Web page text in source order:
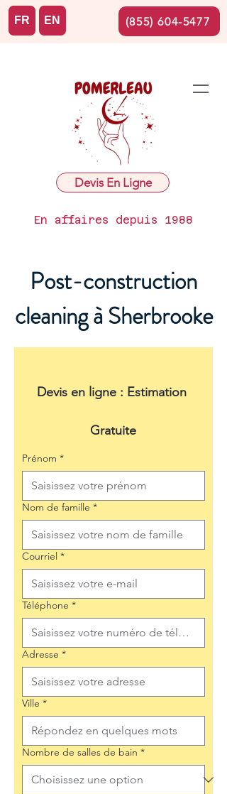
Devis En Ligne
En affaires depuis 1988
FR EN (855) 604-5477
Post-construction
cleaning à Sherbrooke
Devis en ligne : Estimation
Gratuite
Prénom *
Nom de famille *
Courriel *
Téléphone *
Adresse *
Ville *
Nombre de salles de bain *